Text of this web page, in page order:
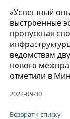
«Успешный
выстроенные
пропускная
ведомствам
нового
отметили в
2022-09-30
Возврат к списку